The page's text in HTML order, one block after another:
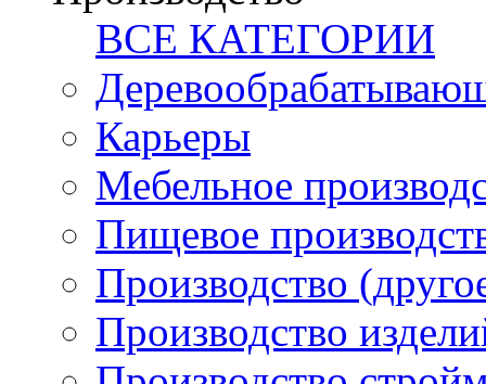
ВСЕ КАТЕГОРИИ
Карьеры
Мебельное
Пищевое
Производство
Производство